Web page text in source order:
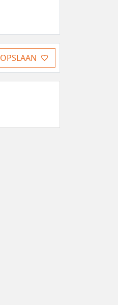
OPSLAAN